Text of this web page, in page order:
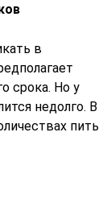
в
срока. Но у
недолго. В
пить